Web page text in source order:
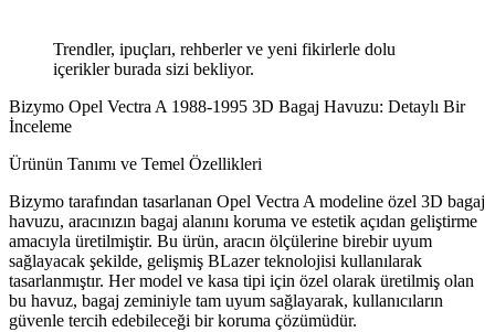
Trendler, ipuçları, rehberler ve yeni fikirlerle dolu
içerikler burada sizi bekliyor.
Bizymo Opel Vectra A 1988-1995 3D Bagaj Havuzu: Detaylı Bir
İnceleme
Ürünün Tanımı ve Temel Özellikleri
Bizymo tarafından tasarlanan Opel Vectra A modeline özel 3D bagaj
havuzu, aracınızın bagaj alanını koruma ve estetik açıdan geliştirme
amacıyla üretilmiştir. Bu ürün, aracın ölçülerine birebir uyum
sağlayacak şekilde, gelişmiş BLazer teknolojisi kullanılarak
tasarlanmıştır. Her model ve kasa tipi için özel olarak üretilmiş olan
bu havuz, bagaj zeminiyle tam uyum sağlayarak, kullanıcıların
güvenle tercih edebileceği bir koruma çözümüdür.